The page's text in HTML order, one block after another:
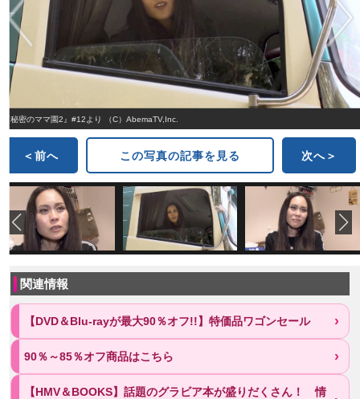
『秘密のママ園2』#12より （C）AbemaTV,Inc.
＜前へ この写真の記事を見る 次へ＞
関連情報
【DVD＆Blu-rayが最大90％オフ!!】特価品ワゴンセール
90％～85％オフ商品はこちら
【HMV＆BOOKS】話題のグラビア本が盛りだくさん！ 情